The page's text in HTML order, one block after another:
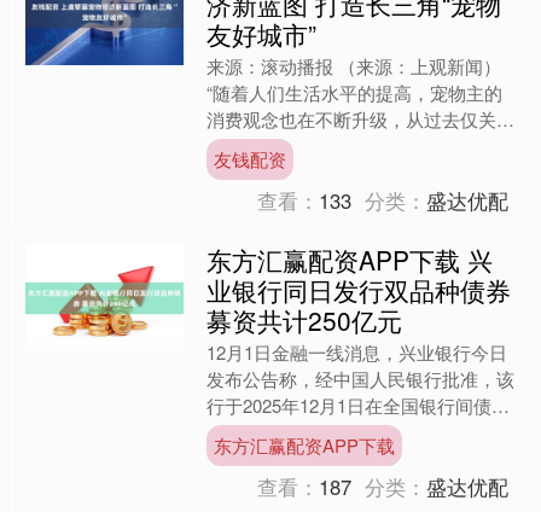
友好城市”
来源：滚动播报 （来源：上观新闻）
“随着人们生活水平的提高，宠物主的
消费观念也在不断升级，从过去仅关注
宠物的基本温饱，转向注重宠物的生活
品质和情感需求，宠物经....
友钱配资
查看： 133 分类：盛达优配
东方汇赢配资APP下载 兴
业银行同日发行双品种债券
募资共计250亿元
12月1日金融一线消息，兴业银行今日
发布公告称，经中国人民银行批准，该
行于2025年12月1日在全国银行间债券
市场成功发行了2025年第三期绿色金
融债券，总额为....
东方汇赢配资APP下载
查看： 187 分类：盛达优配